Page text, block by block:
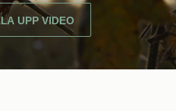
UPP VIDEO